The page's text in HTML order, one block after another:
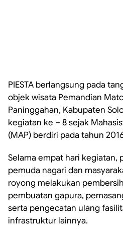
PIESTA berlangsung pada
objek wisata Pemandian
Paninggahan, Kabupaten
kegiatan ke – 8 sejak
(MAP) berdiri pada tahun
Selama empat hari kegiatan,
pemuda nagari dan
royong melakukan
pembuatan gapura,
serta pengecatan ulang
infrastruktur lainnya.